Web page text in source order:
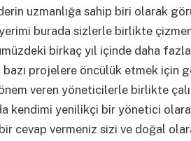
uzmanlığa sahip biri olarak
burada sizlerle birlikte
birkaç yıl içinde daha
projelere öncülük etmek için
veren yöneticilerle birlikte
kendimi yenilikçi bir yönetici
cevap vermeniz sizi ve doğal